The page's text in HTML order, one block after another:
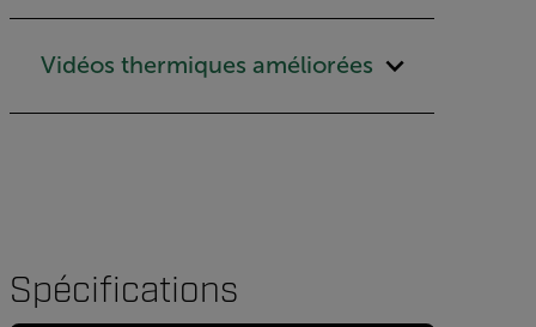
Vidéos thermiques améliorées
Spécifications